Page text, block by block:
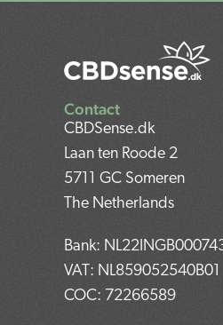
Contact
CBDSense.dk
Laan ten Roode 2
5711 GC Someren
The Netherlands
Bank:
VAT: NL859052540B01
COC: 72266589